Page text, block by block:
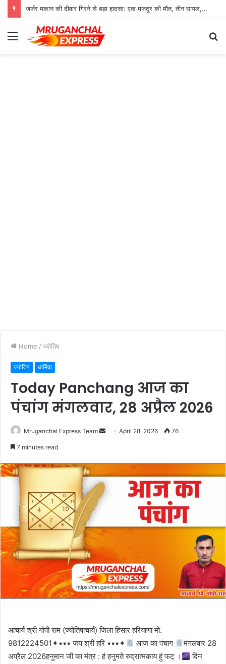
जर्जर मकान की दीवार गिरने से बड़ा हादसा: एक मजदूर की मौत, तीन घायल, रेफर
Menu
Home / ज्योतिष
ज्योतिष धार्मिक
Today Panchang आज का
पंचांग मंगलवार, 28 अप्रैल 2026
Mruganchal Express Team
Send April 28, 2026 76
7 minutes read
आचार्य श्री गोपी राम (ज्योतिषाचार्य) जिला हिसार हरियाणा मो.
9812224501✦••• जय श्री हरि •••✦
आज का पंचाग
मंगलवार 28
अप्रैल 2026हनुमान जी का मंत्र : हं हनुमते रुद्रात्मकाय हुं फट् ।
दिन